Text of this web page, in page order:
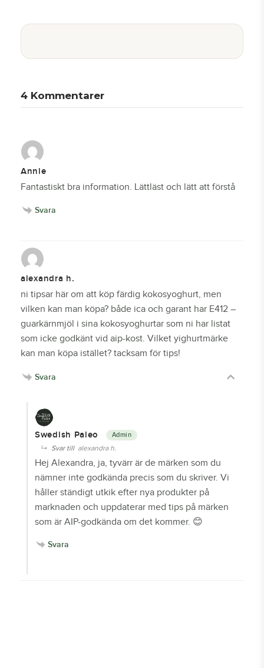
4 Kommentarer
Annie
Fantastiskt bra information. Lättläst och lätt att förstå
Svara
alexandra h.
ni tipsar här om att köp färdig kokosyoghurt, men
vilken kan man köpa? både ica och garant har E412 –
guarkärnmjöl i sina kokosyoghurtar som ni har listat
som icke godkänt vid aip-kost. Vilket yighurtmärke
kan man köpa istället? tacksam för tips!
Svara
Swedish Paleo
Svar till alexandra h.
Hej Alexandra, ja, tyvärr är de märken som du
nämner inte godkända precis som du skriver. Vi
håller ständigt utkik efter nya produkter på
marknaden och uppdaterar med tips på märken
som är AIP-godkända om det kommer. 😊
Svara